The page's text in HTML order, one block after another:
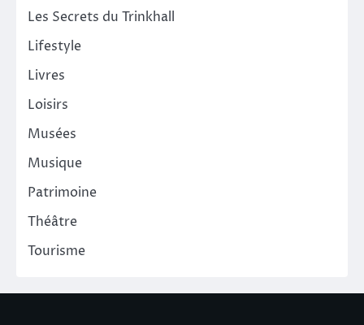
Les Secrets du Trinkhall
Lifestyle
Livres
Loisirs
Musées
Musique
Patrimoine
Théâtre
Tourisme